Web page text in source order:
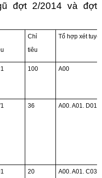
đợt 2/2014 và đợt
Chỉ
tiêu
Tổ hợp xét
100 A00
36 A00. A01. D01
20 A00. A01. C03,